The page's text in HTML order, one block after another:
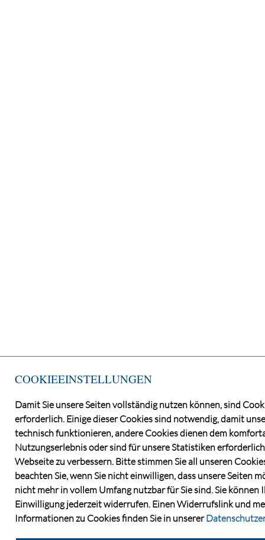
COOKIEEINSTELLUNGEN
Damit Sie unsere Seiten vollständig nutzen können, sind
erforderlich. Einige dieser Cookies sind notwendig, damit
technisch funktionieren, andere Cookies dienen dem
Nutzungserlebnis oder sind für unsere Statistiken
Webseite zu verbessern. Bitte stimmen Sie all unseren
beachten Sie, wenn Sie nicht einwilligen, dass unsere Seiten
nicht mehr in vollem Umfang nutzbar für Sie sind. Sie können
Einwilligung jederzeit widerrufen. Einen Widerrufslink und
Informationen zu Cookies finden Sie in unserer